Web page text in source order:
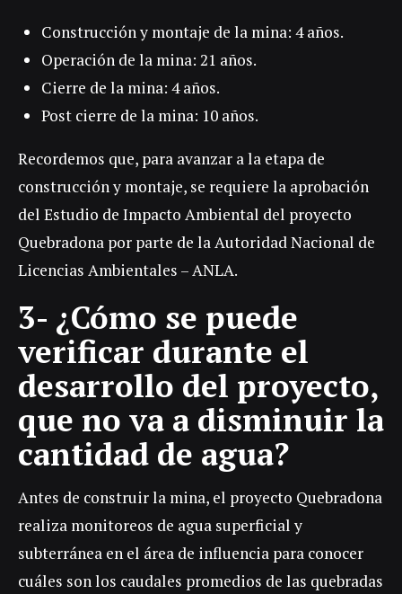
Construcción y montaje de la mina: 4 años.
Operación de la mina: 21 años.
Cierre de la mina: 4 años.
Post cierre de la mina: 10 años.
Recordemos que, para avanzar a la etapa de
construcción y montaje, se requiere la aprobación
del Estudio de Impacto Ambiental del proyecto
Quebradona por parte de la Autoridad Nacional de
Licencias Ambientales – ANLA.
3- ¿Cómo se puede
verificar durante el
desarrollo del proyecto,
que no va a disminuir la
cantidad de agua?
Antes de construir la mina, el proyecto Quebradona
realiza monitoreos de agua superficial y
subterránea en el área de influencia para conocer
cuáles son los caudales promedios de las quebradas